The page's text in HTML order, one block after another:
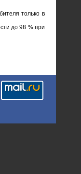
только в
до 98 % при